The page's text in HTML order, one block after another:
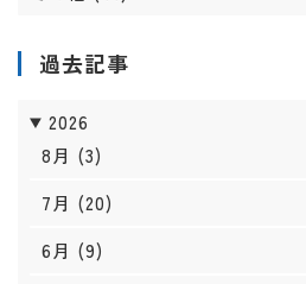
過去記事
2026
8月 (3)
7月 (20)
6月 (9)